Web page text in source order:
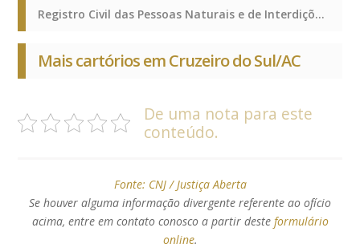
Registro Civil das Pessoas Naturais e de Interdições e Tutelas, Registro Civil das Pessoas Naturais e de Interdições e Tutelas, Registro Civil das Pessoas Naturais e de Interdições e Tutelas, Registro Civil das Pessoas Naturais e de Interdições e Tutelas
Mais cartórios em Cruzeiro do Sul/AC
De uma nota para este
conteúdo.
Fonte: CNJ / Justiça Aberta
Se houver alguma informação divergente referente ao ofício
acima, entre em contato conosco a partir deste formulário
online.